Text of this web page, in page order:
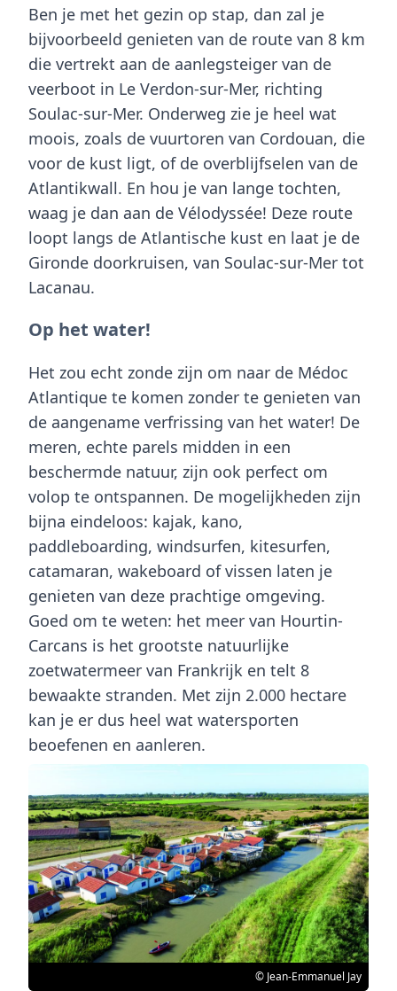
Ben je met het gezin op stap, dan zal je
bijvoorbeeld genieten van de route van 8 km
die vertrekt aan de aanlegsteiger van de
veerboot in Le Verdon-sur-Mer, richting
Soulac-sur-Mer. Onderweg zie je heel wat
moois, zoals de vuurtoren van Cordouan, die
voor de kust ligt, of de overblijfselen van de
Atlantikwall. En hou je van lange tochten,
waag je dan aan de Vélodyssée! Deze route
loopt langs de Atlantische kust en laat je de
Gironde doorkruisen, van Soulac-sur-Mer tot
Lacanau.
Op het water!
Het zou echt zonde zijn om naar de Médoc
Atlantique te komen zonder te genieten van
de aangename verfrissing van het water! De
meren, echte parels midden in een
beschermde natuur, zijn ook perfect om
volop te ontspannen. De mogelijkheden zijn
bijna eindeloos: kajak, kano,
paddleboarding, windsurfen, kitesurfen,
catamaran, wakeboard of vissen laten je
genieten van deze prachtige omgeving.
Goed om te weten: het meer van Hourtin-
Carcans is het grootste natuurlijke
zoetwatermeer van Frankrijk en telt 8
bewaakte stranden. Met zijn 2.000 hectare
kan je er dus heel wat watersporten
beoefenen en aanleren.
© Jean-Emmanuel Jay